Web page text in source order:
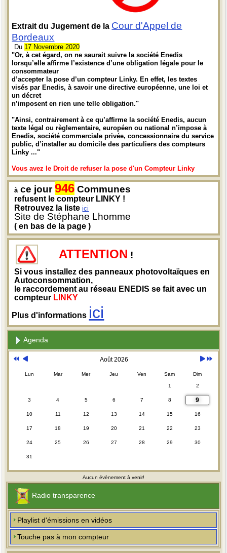
Extrait du Jugement de la Cour d'Appel de
Bordeaux
Du 17 Novembre 2020
"Or, à cet égard, on ne saurait suivre la société Enedis
lorsqu’elle affirme l’existence d’une obligation légale pour le
consommateur
d’accepter la pose d’un compteur Linky. En effet, les textes
visés par Enedis, à savoir une directive européenne, une loi et
un décret
n’imposent en rien une telle obligation."
"Ainsi, contrairement à ce qu’affirme la société Enedis, aucun
texte légal ou règlementaire, européen ou national n’impose à
Enedis, société commerciale privée, concessionnaire du service
public, d’installer au domicile des particuliers des compteurs
Linky ..."
Vous avez le Droit de refuser la pose d'un Compteur Linky
à ce jour946 Communes
refusent le compteur LINKY !
Retrouvez la listeici
Site de Stéphane Lhomme
( en bas de la page )
ATTENTION !
Si vous installez des panneaux photovoltaïques en
Autoconsommation,
le raccordement au réseau ENEDIS se fait avec un
compteur LINKY
Plus d'informations ici
Agenda
Août 2026
Lun Mar Mer Jeu Ven Sam Dim
1 2
3 4 5 6 7 8 9
10 11 12 13 14 15 16
17 18 19 20 21 22 23
24 25 26 27 28 29 30
31
Aucun évènement à venir!
Radio transparence
Playlist d'émissions en vidéos
Touche pas à mon compteur